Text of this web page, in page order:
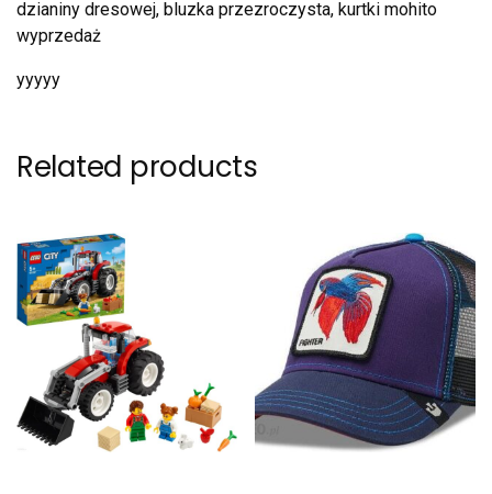
dzianiny dresowej, bluzka przezroczysta, kurtki mohito
wyprzedaż
yyyyy
Related products